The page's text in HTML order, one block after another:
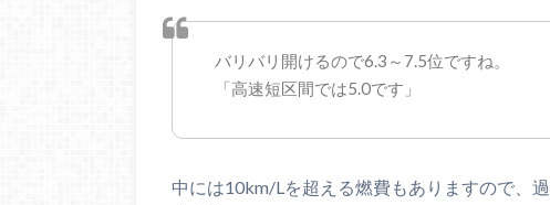
バリバリ開けるので6.3～7.5位ですね。
「高速短区間では5.0です」
中には10km/Lを超える燃費もありますので、